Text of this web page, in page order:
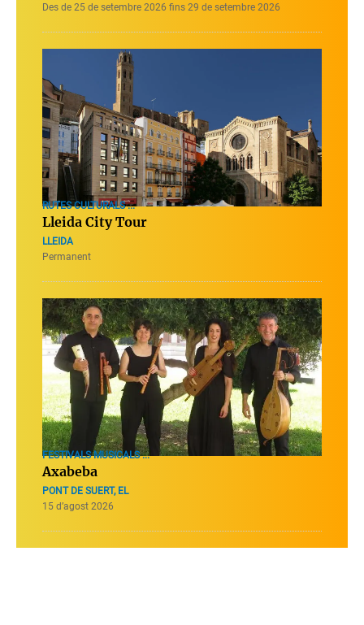
Des de 25 de setembre 2026 fins 29 de setembre 2026
RUTES CULTURALS ...
Lleida City Tour
LLEIDA
Permanent
FESTIVALS MUSICALS ...
Axabeba
PONT DE SUERT, EL
15 d’agost 2026